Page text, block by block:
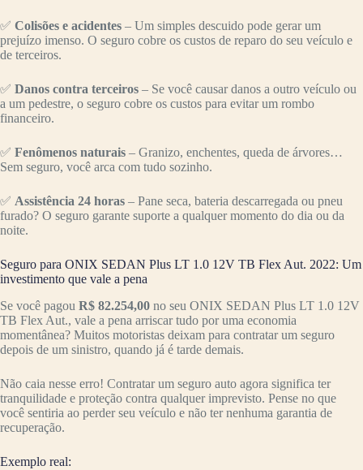
✅ Colisões e acidentes – Um simples descuido pode gerar um
prejuízo imenso. O seguro cobre os custos de reparo do seu veículo e
de terceiros.
✅ Danos contra terceiros – Se você causar danos a outro veículo ou
a um pedestre, o seguro cobre os custos para evitar um rombo
financeiro.
✅ Fenômenos naturais – Granizo, enchentes, queda de árvores…
Sem seguro, você arca com tudo sozinho.
✅ Assistência 24 horas – Pane seca, bateria descarregada ou pneu
furado? O seguro garante suporte a qualquer momento do dia ou da
noite.
Seguro para ONIX SEDAN Plus LT 1.0 12V TB Flex Aut. 2022: Um
investimento que vale a pena
Se você pagou R$ 82.254,00 no seu ONIX SEDAN Plus LT 1.0 12V
TB Flex Aut., vale a pena arriscar tudo por uma economia
momentânea? Muitos motoristas deixam para contratar um seguro
depois de um sinistro, quando já é tarde demais.
Não caia nesse erro! Contratar um seguro auto agora significa ter
tranquilidade e proteção contra qualquer imprevisto. Pense no que
você sentiria ao perder seu veículo e não ter nenhuma garantia de
recuperação.
Exemplo real: